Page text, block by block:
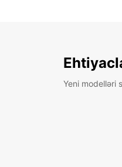
Yeni modelləri